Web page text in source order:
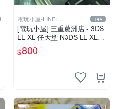
電玩小屋-LINE:
@AHZ5142U
144
[電玩小屋] 三重蘆洲店 - 3DS
LL XL 任天堂 N3DS LL XL 3
D 類比 更換 維修
$800